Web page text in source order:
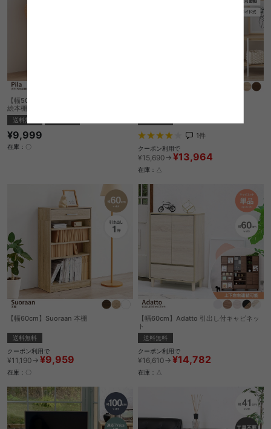
【幅50cm】Pila おもちゃ収納付きスリム
絵本棚
送料無料
¥9,999
在庫：〇
1件
クーポン利用で
¥15,690→ ¥13,964
在庫：△
【幅60cm】Suoraan 本棚
送料無料
クーポン利用で
¥11,190→ ¥9,959
在庫：〇
【幅60cm】Adatto 引出し付キャビネッ
ト
送料無料
クーポン利用で
¥16,610→ ¥14,782
在庫：△